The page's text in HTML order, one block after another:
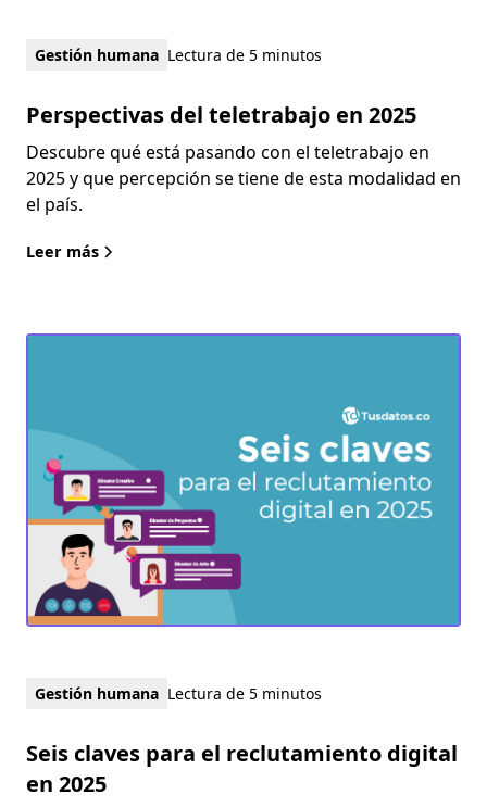
Gestión humana Lectura de 5 minutos
Perspectivas del teletrabajo en 2025
Descubre qué está pasando con el teletrabajo en
2025 y que percepción se tiene de esta modalidad en
el país.
Leer más
Gestión humana Lectura de 5 minutos
Seis claves para el reclutamiento digital
en 2025